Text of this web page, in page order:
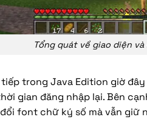
Tổng quát về giao diện
trong Java Edition giờ
gian đăng nhập lại. Bên
font chữ ký số mà vẫn giữ